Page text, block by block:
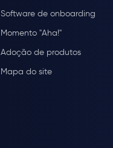
Software de onboarding
Momento "Aha!"
Adoção de produtos
Mapa do site